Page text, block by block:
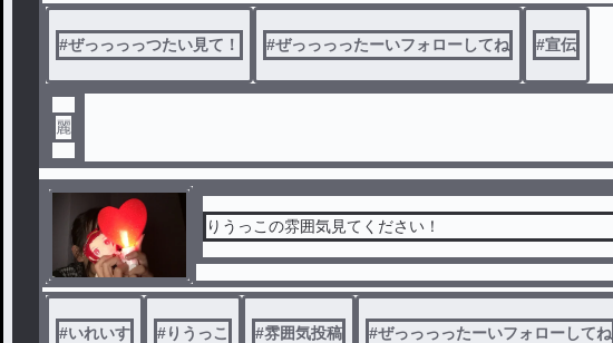
#ぜっっっっつたい見て！ #ぜっっっったーいフォローしてね #宣伝
麗
りうっこの雰囲気見てください！
#いれいす #りうっこ #雰囲気投稿 #ぜっっっったーいフォローしてね